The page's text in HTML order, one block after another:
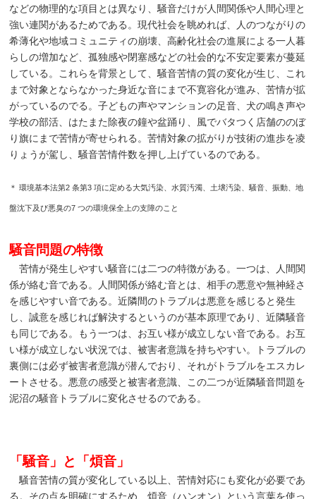
などの物理的な項目とは異なり、騒音だけが人間関係や人間心理と
強い連関があるためである。現代社会を眺めれば、人のつながりの
希薄化や地域コミュニティの崩壊、高齢化社会の進展による一人暮
らしの増加など、孤独感や閉塞感などの社会的な不安定要素が蔓延
している。これらを背景として、騒音苦情の質の変化が生じ、これ
まで対象とならなかった身近な音にまで不寛容化が進み、苦情が拡
がっているのでる。子どもの声やマンションの足音、犬の鳴き声や
学校の部活、はたまた除夜の鐘や盆踊り、風でバタつく店舗ののぼ
り旗にまで苦情が寄せられる。苦情対象の拡がりが技術の進歩を凌
りょうが駕し、騒音苦情件数を押し上げているのである。
＊ 環境基本法第2 条第3 項に定める大気汚染、水質汚濁、土壌汚染、騒音、振動、地
盤沈下及び悪臭の7 つの環境保全上の支障のこと
騒音問題の特徴
苦情が発生しやすい騒音には二つの特徴がある。一つは、人間関
係が絡む音である。人間関係が絡む音とは、相手の悪意や無神経さ
を感じやすい音である。近隣間のトラブルは悪意を感じると発生
し、誠意を感じれば解決するというのが基本原理であり、近隣騒音
も同じである。もう一つは、お互い様が成立しない音である。お互
い様が成立しない状況では、被害者意識を持ちやすい。トラブルの
裏側には必ず被害者意識が潜んでおり、それがトラブルをエスカレ
ートさせる。悪意の感受と被害者意識、この二つが近隣騒音問題を
泥沼の騒音トラブルに変化させるのである。
「騒音」と「煩音」
騒音苦情の質が変化している以上、苦情対応にも変化が必要であ
る。その点を明確にするため、煩音（ハンオン）という言葉を使っ